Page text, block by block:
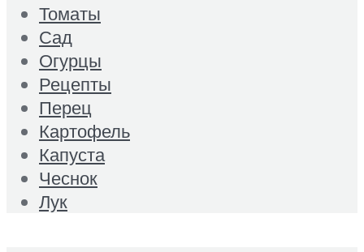
Томаты
Сад
Огурцы
Рецепты
Перец
Картофель
Капуста
Чеснок
Лук